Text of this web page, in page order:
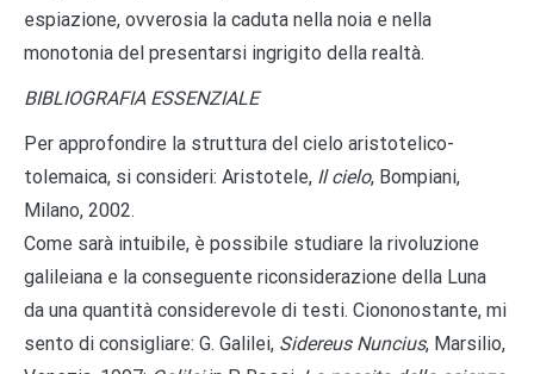
espiazione, ovverosia la caduta nella noia e nella
monotonia del presentarsi ingrigito della realtà.
BIBLIOGRAFIA ESSENZIALE
Per approfondire la struttura del cielo aristotelico-
tolemaica, si consideri: Aristotele, Il cielo, Bompiani,
Milano, 2002.
Come sarà intuibile, è possibile studiare la rivoluzione
galileiana e la conseguente riconsiderazione della Luna
da una quantità considerevole di testi. Ciononostante, mi
sento di consigliare: G. Galilei, Sidereus Nuncius, Marsilio,